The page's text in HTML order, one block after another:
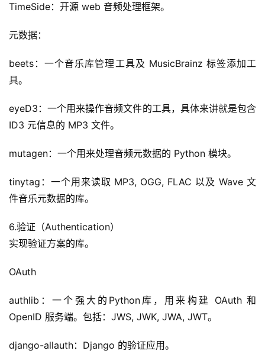
TimeSide：开源 web 音频处理框架。
元数据：
beets：一个音乐库管理工具及 MusicBrainz 标签添加工
具。
eyeD3：一个用来操作音频文件的工具，具体来讲就是包含
ID3 元信息的 MP3 文件。
mutagen：一个用来处理音频元数据的 Python 模块。
tinytag：一个用来读取 MP3, OGG, FLAC 以及 Wave 文
件音乐元数据的库。
6.验证（Authentication）
实现验证方案的库。
OAuth
authlib：一个强大的Python库，用来构建 OAuth 和
OpenID 服务端。包括：JWS, JWK, JWA, JWT。
django-allauth：Django 的验证应用。